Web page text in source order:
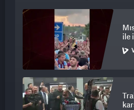
ile